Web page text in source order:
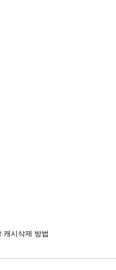
캐시삭제 방법